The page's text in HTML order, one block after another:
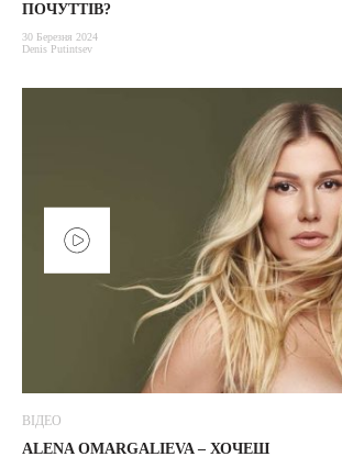
ПОЧУТТІВ?
30 Березня 2024
Denis Putintsev
ВІДЕО
ALENA OMARGALIEVA – ХОЧЕШ